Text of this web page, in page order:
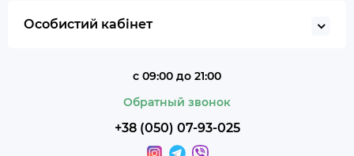
Особистий кабінет
с 09:00 до 21:00
Обратный звонок
+38 (050) 07-93-025